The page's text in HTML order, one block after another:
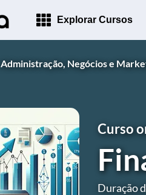
Explorar Cursos
Administração, Negócios e
Curso
Duração